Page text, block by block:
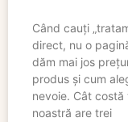
Când cauți
direct, nu o
dăm mai jos
produs și cum
nevoie. Cât costă
noastră are trei